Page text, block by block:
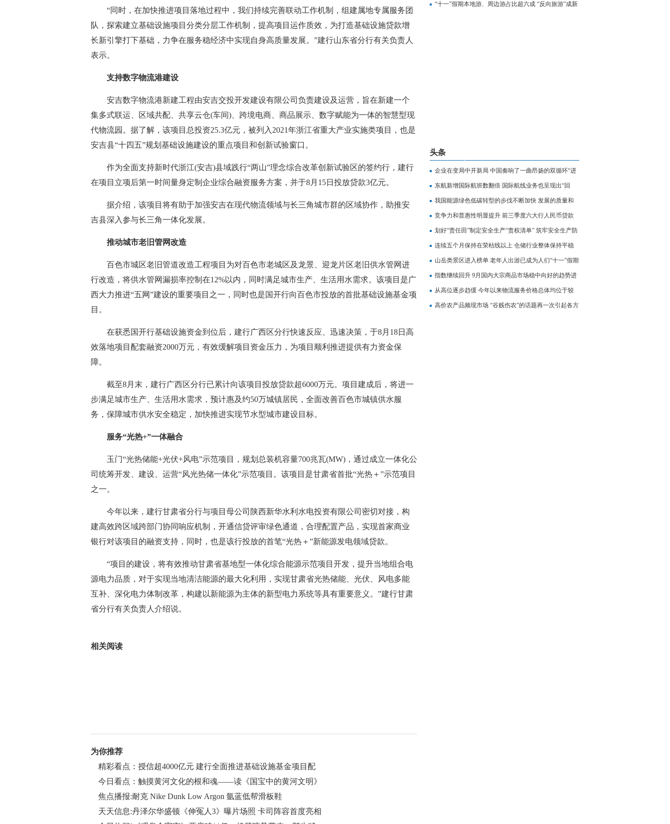
“同时，在加快推进项目落地过程中，我们持续完善联动工作机制，组建属地专属服务团
队，探索建立基础设施项目分类分层工作机制，提高项目运作质效，为打造基础设施贷款增
长新引擎打下基础，力争在服务稳经济中实现自身高质量发展。”建行山东省分行有关负责人
表示。
支持数字物流港建设
安吉数字物流港新建工程由安吉交投开发建设有限公司负责建设及运营，旨在新建一个
集多式联运、区域共配、共享云仓(车间)、跨境电商、商品展示、数字赋能为一体的智慧型现
代物流园。据了解，该项目总投资25.3亿元，被列入2021年浙江省重大产业实施类项目，也是
安吉县“十四五”规划基础设施建设的重点项目和创新试验窗口。
作为全面支持新时代浙江(安吉)县域践行“两山”理念综合改革创新试验区的签约行，建行
在项目立项后第一时间量身定制企业综合融资服务方案，并于8月15日投放贷款3亿元。
据介绍，该项目将有助于加强安吉在现代物流领域与长三角城市群的区域协作，助推安
吉县深入参与长三角一体化发展。
推动城市老旧管网改造
百色市城区老旧管道改造工程项目为对百色市老城区及龙景、迎龙片区老旧供水管网进
行改造，将供水管网漏损率控制在12%以内，同时满足城市生产、生活用水需求。该项目是广
西大力推进“五网”建设的重要项目之一，同时也是国开行向百色市投放的首批基础设施基金项
目。
在获悉国开行基础设施资金到位后，建行广西区分行快速反应、迅速决策，于8月18日高
效落地项目配套融资2000万元，有效缓解项目资金压力，为项目顺利推进提供有力资金保
障。
截至8月末，建行广西区分行已累计向该项目投放贷款超6000万元。项目建成后，将进一
步满足城市生产、生活用水需求，预计惠及约50万城镇居民，全面改善百色市城镇供水服
务，保障城市供水安全稳定，加快推进实现节水型城市建设目标。
服务“光热+”一体融合
玉门“光热储能+光伏+风电”示范项目，规划总装机容量700兆瓦(MW)，通过成立一体化公
司统筹开发、建设、运营“风光热储一体化”示范项目。该项目是甘肃省首批“光热＋”示范项目
之一。
今年以来，建行甘肃省分行与项目母公司陕西新华水利水电投资有限公司密切对接，构
建高效跨区域跨部门协同响应机制，开通信贷评审绿色通道，合理配置产品，实现首家商业
银行对该项目的融资支持，同时，也是该行投放的首笔“光热＋”新能源发电领域贷款。
“项目的建设，将有效推动甘肃省基地型一体化综合能源示范项目开发，提升当地组合电
源电力品质，对于实现当地清洁能源的最大化利用，实现甘肃省光热储能、光伏、风电多能
互补、深化电力体制改革，构建以新能源为主体的新型电力系统等具有重要意义。”建行甘肃
省分行有关负责人介绍说。
相关阅读
为你推荐
精彩看点：授信超4000亿元 建行全面推进基础设施基金项目配
套融资
今日看点：触摸黄河文化的根和魂——读《国宝中的黄河文明》
焦点播报:耐克 Nike Dunk Low Argon 氩蓝低帮滑板鞋
天天信息:丹泽尔华盛顿《伸冤人3》曝片场照 卡司阵容首度亮相
快去得快
“十一”假期本地游、周边游占比超六成 “反向旅游”成新
头条
企业在变局中开新局 中国奏响了一曲昂扬的双循环“进
行曲”
东航新增国际航班数翻倍 国际航线业务也呈现出“回
暖”的趋势
我国能源绿色低碳转型的步伐不断加快 发展的质量和
效益大幅提升
竞争力和普惠性明显提升 前三季度六大行人民币贷款
增量创历史同期新高
划好“责任田”制定安全生产“责权清单” 筑牢安全生产防
线切不可麻痹大意
连续五个月保持在荣枯线以上 仓储行业整体保持平稳
向好态势
山岳类景区进入榜单 老年人出游已成为人们“十一”假期
关注的话题
指数继续回升 9月国内大宗商品市场稳中向好的趋势进
一步明显
从高位逐步趋缓 今年以来物流服务价格总体均位于较
高水平
高价农产品频现市场 “谷贱伤农”的话题再一次引起各方